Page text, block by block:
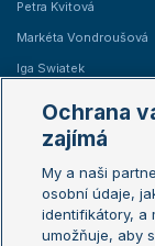
Petra Kvitová
Markéta Vondroušová
Iga Swiatek
Žebříčky
Žebříček ATP (muži)
Žebříček WTA (ženy)
Sázkařský žebříček
Ochrana
zajímá
My a naši
osobní údaje,
identifikátory, a
umožňuje, aby